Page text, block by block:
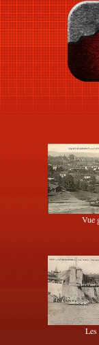
Vue
Les